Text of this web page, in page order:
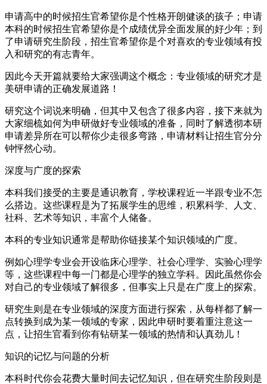
申请高中的时候招生官希望你是个性格开朗健谈的孩子；申请
本科的时候招生官希望你是个成绩优异全面发展的好少年；到
了申请研究生阶段，招生官希望你是个对喜欢的专业领域有投
入和研究的有志青年。
因此今天开篇就要给大家强调这个概念：专业领域的研究才是
美研申请的正确发展道路！
研究这个词说来明确，但其中又包含了很多内容，接下来就为
大家细梳如何为申研做好专业领域的准备，同时了解透彻本研
申请差异所在可以帮你少走很多弯路，申请材料让招生官分分
钟怦然心动。
深度与广度的探索
本科我们接受的主要是通识教育，学校课程近一半跟专业不怎
么搭边。这些课程是为了拓展学生的思维，积累科学、人文、
社科、艺术等知识，丰富个人储备。
本科的专业知识通常是帮助你链接某个知识领域的广度。
例如心理学专业会开设临床心理学、社会心理学、实验心理学
等，这些课程中每一门都是心理学的独立学科。因此虽然你会
对自己的专业领域了解很多，但事实上只是在广度上的探索。
研究生则是在专业领域的深度方面进行探索，从每样都了解一
点转换到成为某一领域的专家，因此申研时要着重注意这一
点，让招生官看到你有钻研某一领域的热情和认真劲儿！
知识的记忆与问题的分析
本科时代你会花费大量时间去记忆知识，但在研究生阶段则是